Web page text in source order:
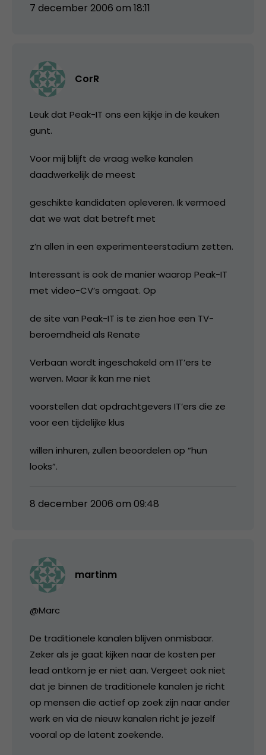
7 december 2006 om 18:11
CorR
Leuk dat Peak-IT ons een kijkje in de keuken
gunt.
Voor mij blijft de vraag welke kanalen
daadwerkelijk de meest
geschikte kandidaten opleveren. Ik vermoed
dat we wat dat betreft met
z’n allen in een experimenteerstadium zetten.
Interessant is ook de manier waarop Peak-IT
met video-CV’s omgaat. Op
de site van Peak-IT is te zien hoe een TV-
beroemdheid als Renate
Verbaan wordt ingeschakeld om IT’ers te
werven. Maar ik kan me niet
voorstellen dat opdrachtgevers IT’ers die ze
voor een tijdelijke klus
willen inhuren, zullen beoordelen op “hun
looks”.
8 december 2006 om 09:48
martinm
@Marc
De traditionele kanalen blijven onmisbaar.
Zeker als je gaat kijken naar de kosten per
lead ontkom je er niet aan. Vergeet ook niet
dat je binnen de traditionele kanalen je richt
op mensen die actief op zoek zijn naar ander
werk en via de nieuw kanalen richt je jezelf
vooral op de latent zoekende.